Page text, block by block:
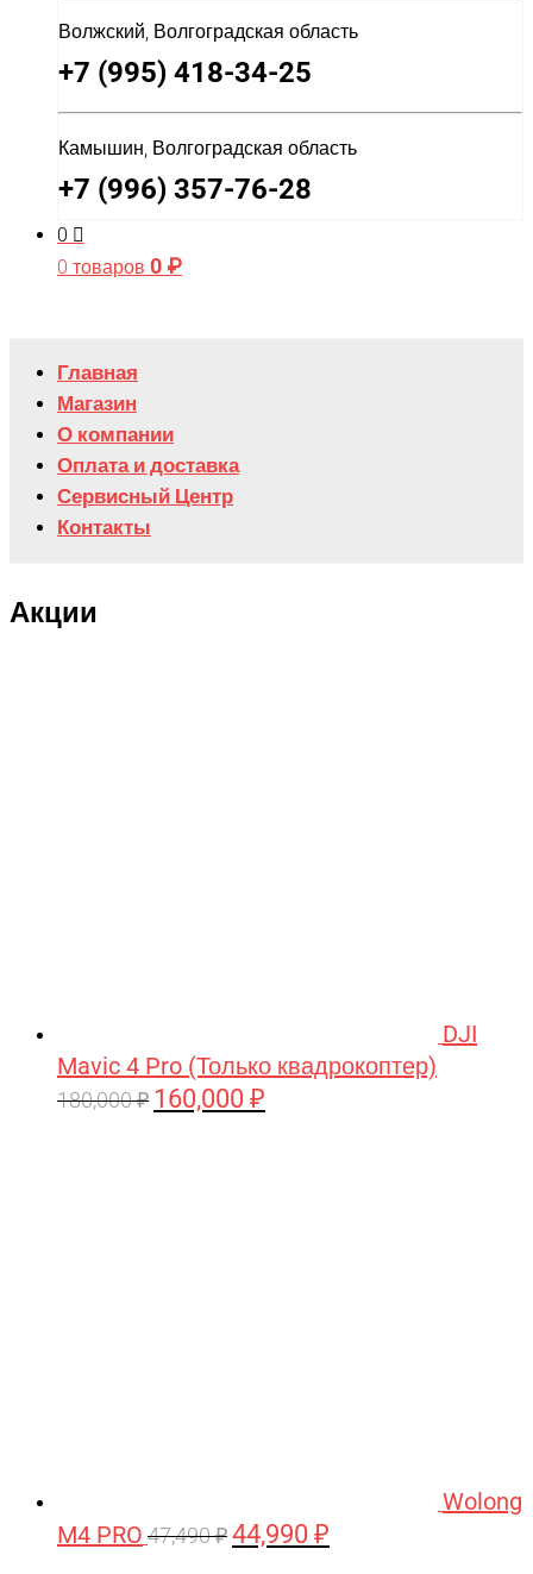
Волжский, Волгоградская область
+7 (995) 418-34-25
Камышин, Волгоградская область
+7 (996) 357-76-28
0
0 товаров 0 ₽
Главная
Магазин
О компании
Оплата и доставка
Сервисный Центр
Контакты
Акции
DJI
Mavic 4 Pro (Только квадрокоптер)
180,000₽ Первоначальная
160,000 ₽
Wolong
M4 PRO 47,490₽ Первоначальная
44,990 ₽